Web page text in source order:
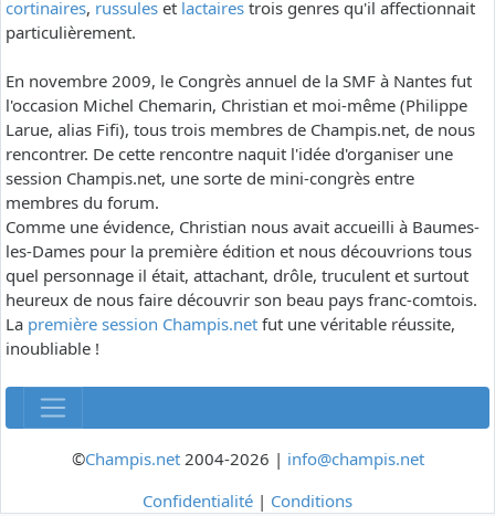
cortinaires, russules et lactaires trois genres qu'il affectionnait
particulièrement.
En novembre 2009, le Congrès annuel de la SMF à Nantes fut
l'occasion Michel Chemarin, Christian et moi-même (Philippe
Larue, alias Fifi), tous trois membres de Champis.net, de nous
rencontrer. De cette rencontre naquit l'idée d'organiser une
session Champis.net, une sorte de mini-congrès entre
membres du forum.
Comme une évidence, Christian nous avait accueilli à Baumes-
les-Dames pour la première édition et nous découvrions tous
quel personnage il était, attachant, drôle, truculent et surtout
heureux de nous faire découvrir son beau pays franc-comtois.
La première session Champis.net fut une véritable réussite,
inoubliable !
©Champis.net2004-2026 | info@champis.net
Confidentialité | Conditions